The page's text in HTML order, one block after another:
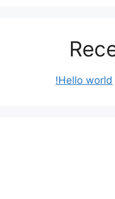
Hello world!